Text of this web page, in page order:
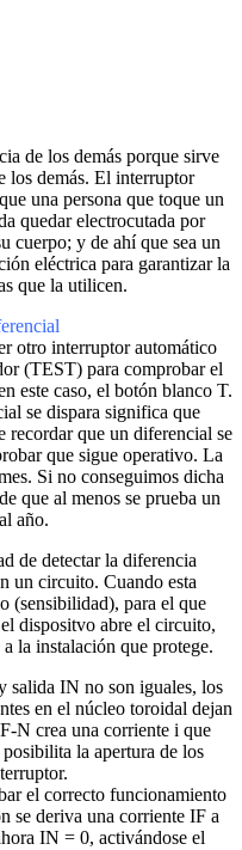
de los demás porque sirve
los demás. El interruptor
una persona que toque un
quedar electrocutada por
cuerpo; y de ahí que sea un
eléctrica para garantizar la
que la utilicen.
otro interruptor automático
(TEST) para comprobar el
este caso, el botón blanco T.
se dispara significa que
recordar que un diferencial se
que sigue operativo. La
Si no conseguimos dicha
que al menos se prueba un
año.
de detectar la diferencia
un circuito. Cuando esta
(sensibilidad), para el que
dispositvo abre el circuito,
la instalación que protege.
salida IN no son iguales, los
en el núcleo toroidal dejan
N crea una corriente i que
la apertura de los
el correcto funcionamiento
se deriva una corriente IF a
IN = 0, activándose el